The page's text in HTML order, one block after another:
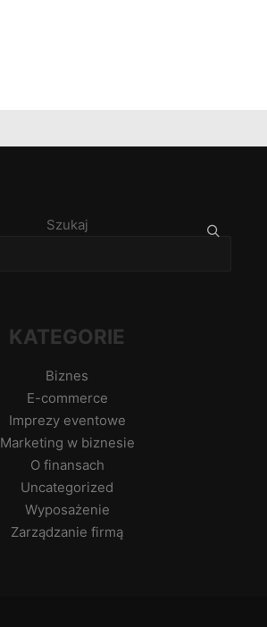
Szukaj
KATEGORIE
Biznes
E-commerce
Imprezy eventowe
Marketing w biznesie
O finansach
Uncategorized
Wyposażenie
Zarządzanie firmą